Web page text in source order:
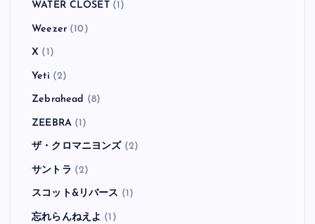
WATER CLOSET(1)
Weezer(10)
X (1)
Yeti (2)
Zebrahead (8)
ZEEBRA(1)
ザ・クロマニヨンズ (2)
サントラ (2)
スコット&リバース (1)
忘れらんねえよ (1)